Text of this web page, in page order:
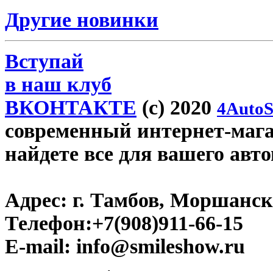
Другие новинки
Вступай
в наш клуб
ВКОНТАКТЕ (c) 2020
современный интернет-
найдете все для вашего
Адрес: г. Тамбов,
Телефон:+7(908)911-66-15
E-mail: info@smileshow.ru